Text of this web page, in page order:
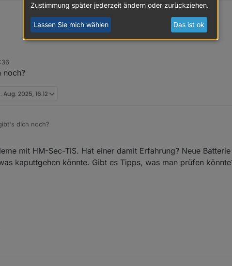
noch immer gibt. Ich habe mittlerweile 4 Stück HM-LC-Sw1-FM mit
(Fehler unbekannt) hier liegen. Ich wollte mich zunächst selbst an einer
ich gelesen und bin mit den Bedingungen einverstanden. Bitte schicke mir
noch?
Aug. 2025, 16:12
dich noch?
mit HM-Sec-TiS. Hat einer damit Erfahrung? Neue
kaputtgehen könnte. Gibt es Tipps, was man prüfen
Zustimmung später jederzeit ändern oder zurückziehen.
Lassen Sie mich wählen Das ist ok